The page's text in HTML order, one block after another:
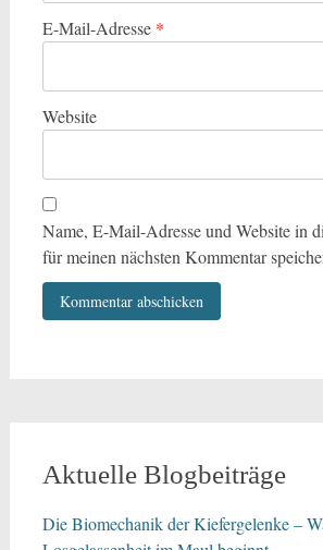
E-Mail-Adresse *
Website
Name, E-Mail-Adresse und Website in
für meinen nächsten Kommentar
Aktuelle Blogbeiträge
Die Biomechanik der Kiefergelenke –